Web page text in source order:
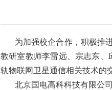
为加强校企合作，积极推
教研室教师李雷远、宗志东、
轨物联网卫星通信相关技术的
北京国电高科科技有限公司